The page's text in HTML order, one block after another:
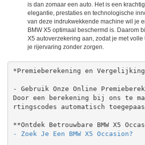
is dan zomaar een auto. Het is een
elegantie, prestaties en technologische
van deze indrukwekkende machine wil je
BMW X5 optimaal beschermd is. Daarom
X5 autoverzekering aan, zodat je met
je rijervaring zonder zorgen.
*Premieberekening en
- Gebruik Onze Online
Door een berekening bij ons te
rtingscodes automatisch